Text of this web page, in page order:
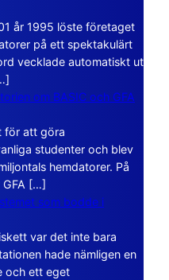
år 1995 löste företaget
på ett spektakulärt
vecklade automatiskt ut
om BASIC och GFA
för att göra
studenter och blev
hemdatorer. På
GFA […]
som bodde i
var det inte bara
hade nämligen en
och ett eget